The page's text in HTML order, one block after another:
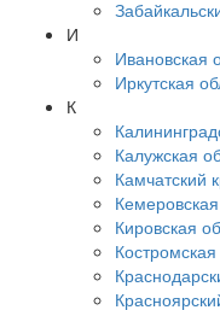
И
Ивановская
Иркутская
К
Калужская
Камчатский
Кировская